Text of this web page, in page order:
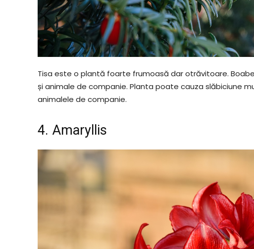
Tisa este o plantă foarte frumoasă dar otrăvitoare.
și animale de companie. Planta poate cauza slăbiciune
animalele de companie.
4. Amaryllis